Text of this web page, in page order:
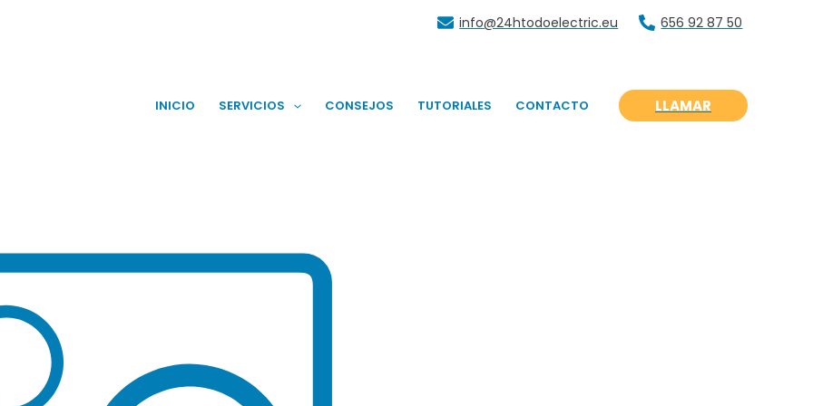
info@24htodoelectric.eu 656 92 87 50
INICIO SERVICIOS CONSEJOS TUTORIALES CONTACTO LLAMAR